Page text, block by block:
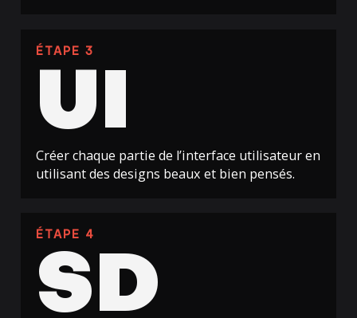
ÉTAPE 3
UI
Créer chaque partie de l’interface utilisateur en
utilisant des designs beaux et bien pensés.
ÉTAPE 4
SD